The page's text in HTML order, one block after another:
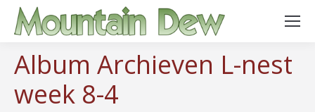
Album Archieven L-nest
week 8-4